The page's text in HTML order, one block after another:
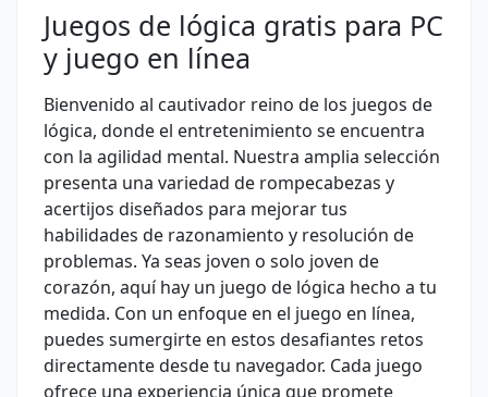
Juegos de lógica gratis para PC
y juego en línea
Bienvenido al cautivador reino de los juegos de
lógica, donde el entretenimiento se encuentra
con la agilidad mental. Nuestra amplia selección
presenta una variedad de rompecabezas y
acertijos diseñados para mejorar tus
habilidades de razonamiento y resolución de
problemas. Ya seas joven o solo joven de
corazón, aquí hay un juego de lógica hecho a tu
medida. Con un enfoque en el juego en línea,
puedes sumergirte en estos desafiantes retos
directamente desde tu navegador. Cada juego
ofrece una experiencia única que promete